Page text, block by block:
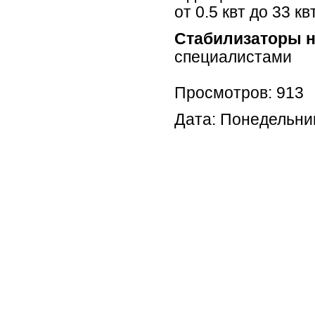
от 0.5 квт до 33
Стабилизаторы
специалистами
Просмотров: 913
Дата: